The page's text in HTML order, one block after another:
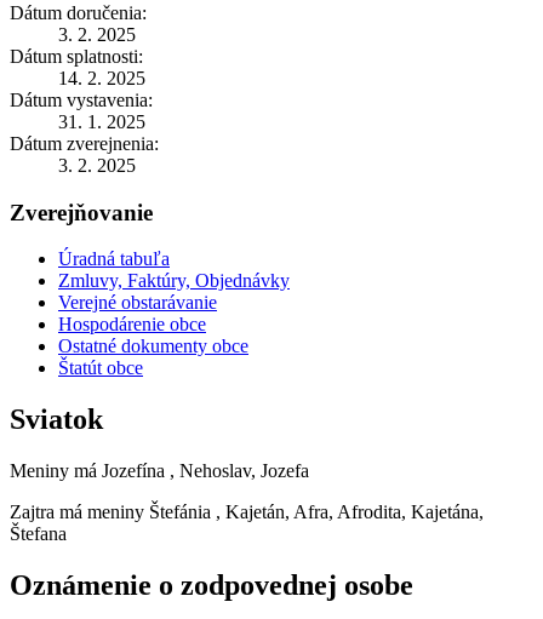
Dátum doručenia:
3. 2. 2025
Dátum splatnosti:
14. 2. 2025
Dátum vystavenia:
31. 1. 2025
Dátum zverejnenia:
3. 2. 2025
Zverejňovanie
Úradná tabuľa
Zmluvy, Faktúry, Objednávky
Verejné obstarávanie
Hospodárenie obce
Ostatné dokumenty obce
Štatút obce
Sviatok
Meniny má Jozefína , Nehoslav, Jozefa
Zajtra má meniny Štefánia , Kajetán, Afra, Afrodita, Kajetána,
Štefana
Oznámenie o zodpovednej osobe